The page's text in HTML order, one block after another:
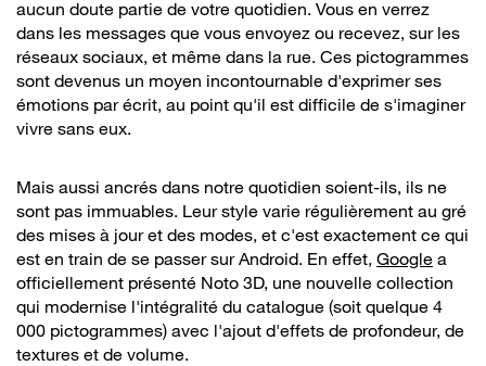
aucun doute partie de votre quotidien. Vous en verrez
dans les messages que vous envoyez ou recevez, sur les
réseaux sociaux, et même dans la rue. Ces pictogrammes
sont devenus un moyen incontournable d'exprimer ses
émotions par écrit, au point qu'il est difficile de s'imaginer
vivre sans eux.
Mais aussi ancrés dans notre quotidien soient-ils, ils ne
sont pas immuables. Leur style varie régulièrement au gré
des mises à jour et des modes, et c'est exactement ce qui
est en train de se passer sur Android. En effet, Google a
officiellement présenté Noto 3D, une nouvelle collection
qui modernise l'intégralité du catalogue (soit quelque 4
000 pictogrammes) avec l'ajout d'effets de profondeur, de
textures et de volume.